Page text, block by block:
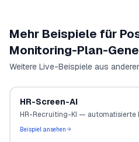
Mehr Beispiele für
Monitoring-Plan-
Weitere Live-Beispiele aus
HR-Screen-AI
HR-Recruiting-KI — automatisierte
Beispiel ansehen